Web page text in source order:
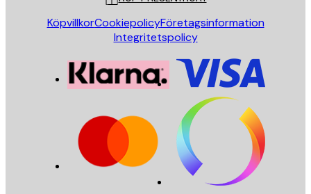
KöpvillkorCookiepolicyFöretagsinformation
Integritetspolicy